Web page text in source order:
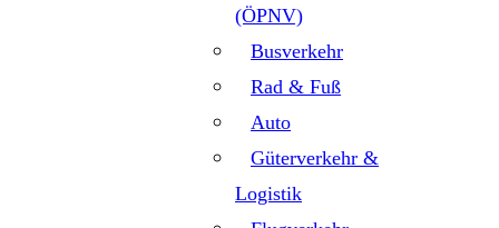
(ÖPNV)
Busverkehr
Rad & Fuß
Auto
Güterverkehr &
Logistik